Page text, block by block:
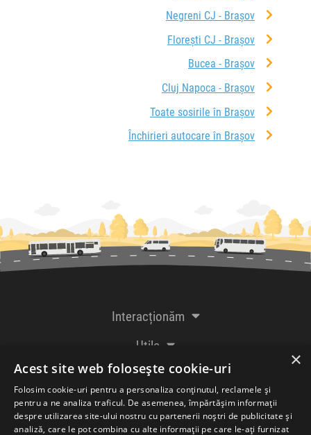
Negreni CJ - Brașov
Florești CJ - Brașov
Bucea - Brașov
Cluj Napoca - Brașov
Toate sosirile în Brașov
Închirieri autocare în Brașov
Interacționăm
Utile
De la creatorii
×
Acest site web folosește cookie-uri
Folosim cookie-uri pentru a personaliza conținutul, reclamele și
pentru a ne analiza traficul. De asemenea, împărtășim informații
despre utilizarea site-ului nostru cu partenerii noștri de publicitate și
analiză, care le pot combina cu alte informații pe care le-ați furnizat